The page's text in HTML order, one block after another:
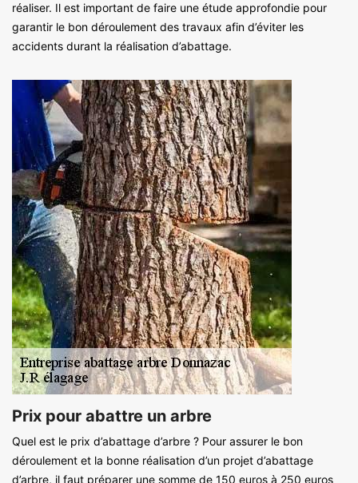
réaliser. Il est important de faire une étude approfondie pour
garantir le bon déroulement des travaux afin d’éviter les
accidents durant la réalisation d’abattage.
Prix pour abattre un arbre
Quel est le prix d’abattage d’arbre ? Pour assurer le bon
déroulement et la bonne réalisation d’un projet d’abattage
d’arbre, il faut préparer une somme de 150 euros à 250 euros